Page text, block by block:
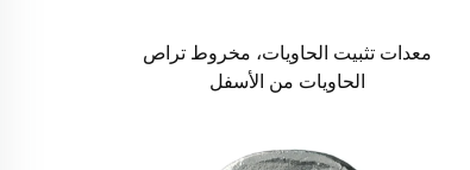
معدات تثبيت الحاويات، مخروط تراص
الحاويات من الأسفل